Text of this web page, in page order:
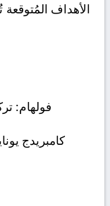
الأهداف المُتوقعة
فولهام:
كامبريدج